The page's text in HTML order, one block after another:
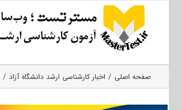
صفحه اصلی اخبار کارشناسی ارشد دانشگاه آزاد